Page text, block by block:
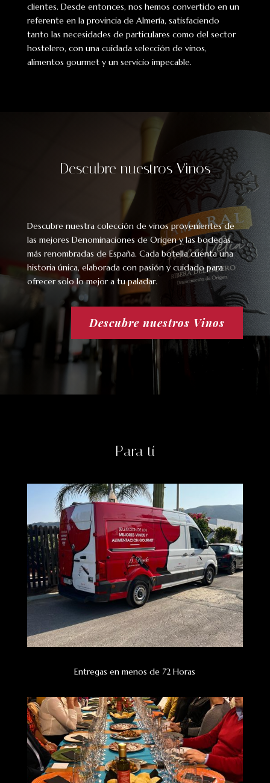
clientes. Desde entonces, nos hemos convertido en un
referente en la provincia de Almería, satisfaciendo
tanto las necesidades de particulares como del sector
hostelero, con una cuidada selección de vinos,
alimentos gourmet y un servicio impecable.
Descubre nuestros Vinos
Descubre nuestra colección de vinos provenientes de
las mejores Denominaciones de Origen y las bodegas
más renombradas de España. Cada botella cuenta una
historia única, elaborada con pasión y cuidado para
ofrecer solo lo mejor a tu paladar.
Descubre nuestros Vinos
Para tí
Entregas en menos de 72 Horas